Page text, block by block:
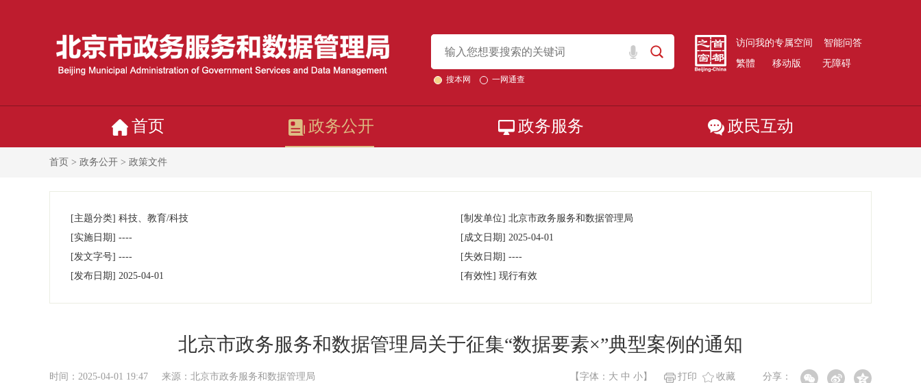
搜本网 一网通查
访问我的专属空间
智能问答
繁體
移动版 无障碍
首页 政务公开 政务服务 政民互动
首页 > 政务公开 > 政策文件
[主题分类] 科技、教育/科技 [制发单位] 北京市政务服务和数据管理局
[实施日期] ---- [成文日期] 2025-04-01
[发文字号] ---- [失效日期] ----
[发布日期] 2025-04-01 [有效性] 现行有效
北京市政务服务和数据管理局关于征集“数据要素×”典型案例的通知
时间：2025-04-01 19:47 来源：北京市政务服务和数据管理局 分享：
【字体： 大 中 小 】 打印 收藏